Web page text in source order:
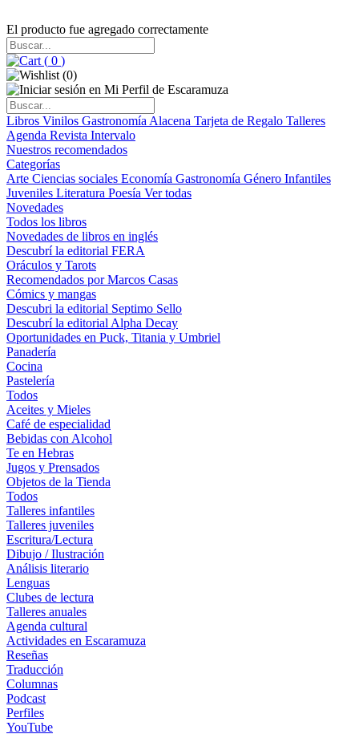
El producto fue agregado correctamente
( 0 )
(0)
Libros Vinilos Gastronomía Alacena Tarjeta de Regalo Talleres
Agenda Revista Intervalo
Nuestros recomendados
Categorías
Arte Ciencias sociales Economía Gastronomía Género Infantiles
Juveniles Literatura Poesía Ver todas
Novedades
Todos los libros
Novedades de libros en inglés
Descubrí la editorial FERA
Oráculos y Tarots
Recomendados por Marcos Casas
Cómics y mangas
Descubri la editorial Septimo Sello
Descubrí la editorial Alpha Decay
Oportunidades en Puck, Titania y Umbriel
Panadería
Cocina
Pastelería
Todos
Aceites y Mieles
Café de especialidad
Bebidas con Alcohol
Te en Hebras
Jugos y Prensados
Objetos de la Tienda
Todos
Talleres infantiles
Talleres juveniles
Escritura/Lectura
Dibujo / Ilustración
Análisis literario
Lenguas
Clubes de lectura
Talleres anuales
Agenda cultural
Actividades en Escaramuza
Reseñas
Traducción
Columnas
Podcast
Perfiles
YouTube